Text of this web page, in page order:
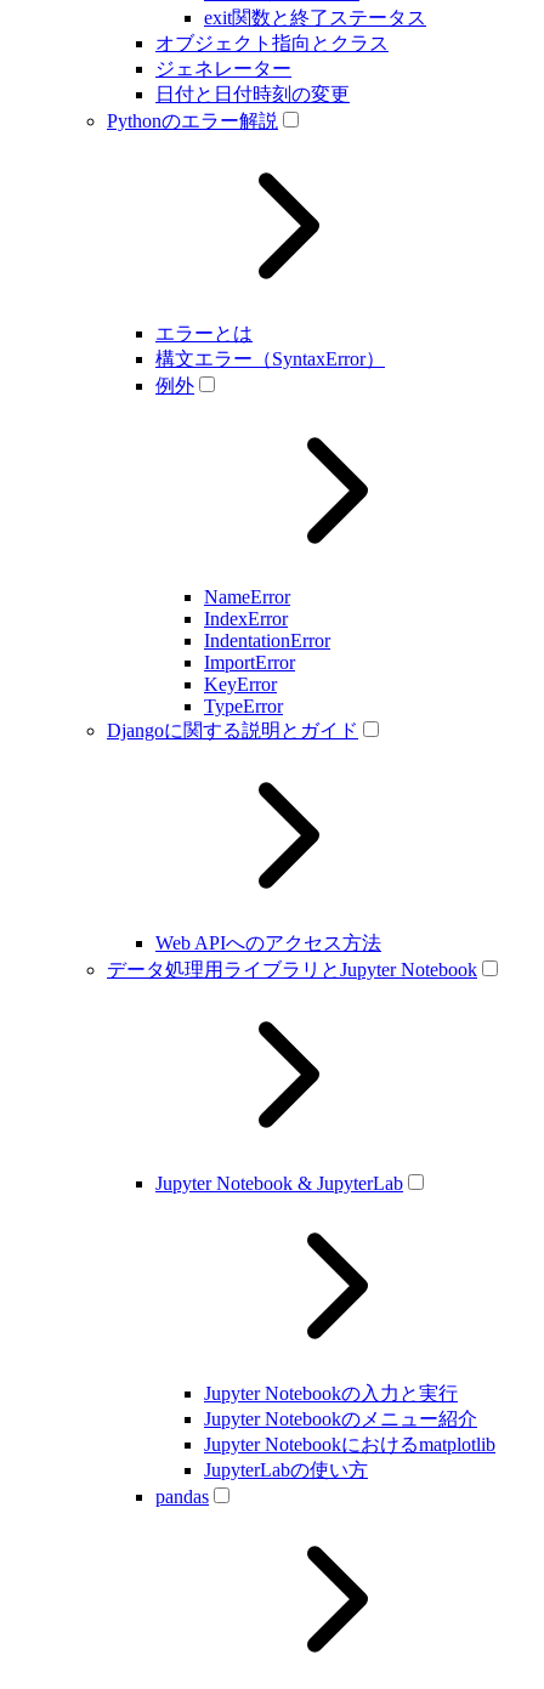
exit関数と終了ステータス
オブジェクト指向とクラス
ジェネレーター
日付と日付時刻の変更
Pythonのエラー解説
エラーとは
構文エラー（SyntaxError）
例外
NameError
IndexError
IndentationError
ImportError
KeyError
TypeError
Djangoに関する説明とガイド
Web APIへのアクセス方法
データ処理用ライブラリとJupyter Notebook
Jupyter Notebook & JupyterLab
Jupyter Notebookの入力と実行
Jupyter Notebookのメニュー紹介
Jupyter Notebookにおけるmatplotlib
JupyterLabの使い方
pandas